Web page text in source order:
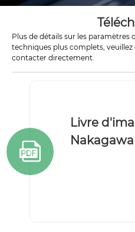
Plus de détails sur les paramètres
techniques plus complets,
contacter directement.

Livre
Nakagawa